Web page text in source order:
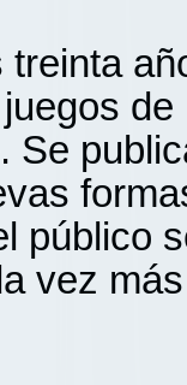
treinta
Se
público
vez